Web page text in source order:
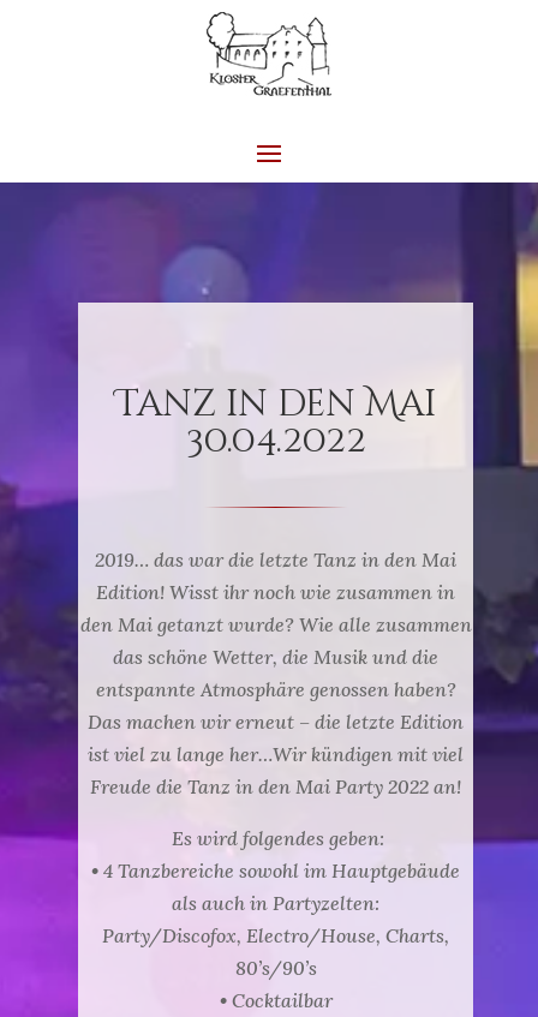
Tanz in den Mai
30.04.2022
2019… das war die letzte Tanz in den Mai
Edition! Wisst ihr noch wie zusammen in
den Mai getanzt wurde? Wie alle zusammen
das schöne Wetter, die Musik und die
entspannte Atmosphäre genossen haben?
Das machen wir erneut – die letzte Edition
ist viel zu lange her…Wir kündigen mit viel
Freude die Tanz in den Mai Party 2022 an!
Es wird folgendes geben:
• 4 Tanzbereiche sowohl im Hauptgebäude
als auch in Partyzelten:
Party/Discofox, Electro/House, Charts,
80’s/90’s
• Cocktailbar